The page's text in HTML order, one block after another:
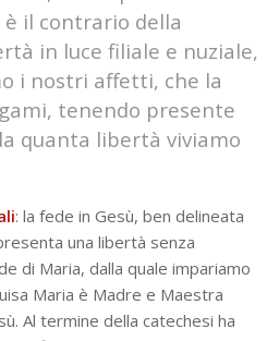
è il contrario della
in luce filiale e nuziale,
i nostri affetti, che la
tenendo presente
quanta libertà viviamo
: la fede in Gesù, ben delineata
una libertà senza
di Maria, dalla quale impariamo
Maria è Madre e Maestra
Al termine della catechesi ha